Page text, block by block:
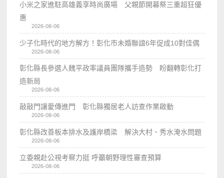
小米之家進駐高雄義享時尚廣場 父親節開幕祭三重超狂優
惠
2026-08-06
少子化時代的地方解方！彰化市未婚聯誼6年促成10對佳偶
2026-08-06
彰化縣長參選人魏平政率議員團隊攜手造勢 盼翻轉彰化打
造新局
2026-08-06
敲敲門讓愛傳進門 彰化縣獨居老人訪查作業啟動
2026-08-06
彰化縣改善板本排水及護岸橋梁 解決大村、秀水淹水問題
2026-08-06
立委親赴公視考察力挺 呼籲朝野理性審查預算
2026-08-06